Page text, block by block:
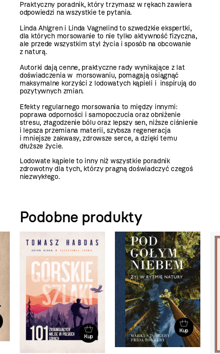
Praktyczny poradnik, który trzymasz w rękach zawiera
odpowiedzi na wszystkie te pytania.
Linda Ahlgren i Linda Vagnelind to szwedzkie ekspertki,
dla których morsowanie to nie tylko aktywność fizyczna,
ale przede wszystkim styl życia i sposób na obcowanie
z naturą.
Autorki dają cenne, praktyczne rady wynikające z lat
doświadczenia w morsowaniu, pomagają osiągnąć
maksymalne korzyści z lodowatych kąpieli i inspirują do
pozytywnych zmian.
Efekty regularnego morsowania to między innymi:
poprawa odporności i samopoczucia oraz obniżenie
stresu, złagodzenie bólu oraz lepszy sen, niższe ciśnienie
i lepsza przemiana materii, szybsza regeneracja
i mniejsze zakwasy, zdrowsze serce, a dzięki temu
dłuższe życie.
Lodowate kąpiele to inny niż wszystkie poradnik
zdrowotny dla tych, którzy pragną doświadczyć czegoś
niezwykłego.
Podobne produkty
Kup
Kup